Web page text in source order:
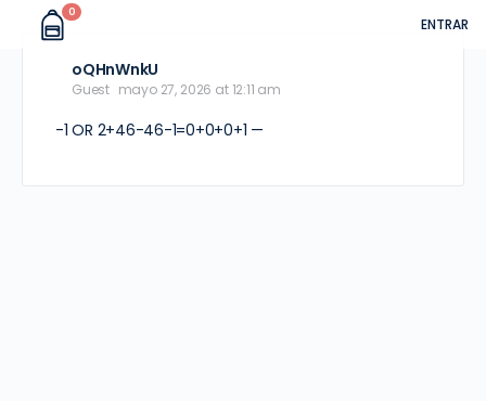
0
ENTRAR
oQHnWnkU
Guest mayo 27, 2026 at 12:11 am
-1 OR 2+46-46-1=0+0+0+1 —